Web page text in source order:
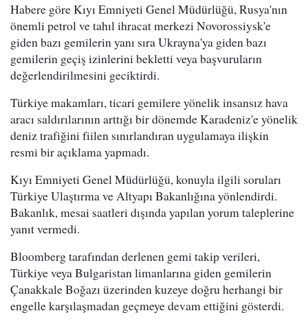
Habere göre Kıyı Emniyeti Genel Müdürlüğü, Rusya'nın
önemli petrol ve tahıl ihracat merkezi Novorossiysk'e
giden bazı gemilerin yanı sıra Ukrayna'ya giden bazı
gemilerin geçiş izinlerini bekletti veya başvuruların
değerlendirilmesini geciktirdi.
Türkiye makamları, ticari gemilere yönelik insansız hava
aracı saldırılarının arttığı bir dönemde Karadeniz'e yönelik
deniz trafiğini fiilen sınırlandıran uygulamaya ilişkin
resmi bir açıklama yapmadı.
Kıyı Emniyeti Genel Müdürlüğü, konuyla ilgili soruları
Türkiye Ulaştırma ve Altyapı Bakanlığına yönlendirdi.
Bakanlık, mesai saatleri dışında yapılan yorum taleplerine
yanıt vermedi.
Bloomberg tarafından derlenen gemi takip verileri,
Türkiye veya Bulgaristan limanlarına giden gemilerin
Çanakkale Boğazı üzerinden kuzeye doğru herhangi bir
engelle karşılaşmadan geçmeye devam ettiğini gösterdi.